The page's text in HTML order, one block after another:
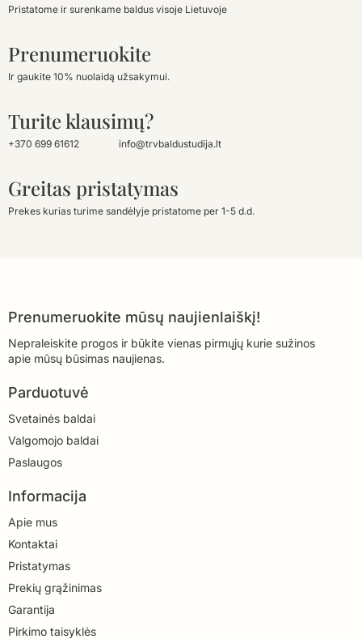
Pristatome ir surenkame baldus visoje Lietuvoje
Prenumeruokite
Ir gaukite 10% nuolaidą užsakymui.
Turite klausimų?
+370 699 61612 info@trvbaldustudija.lt
Greitas pristatymas
Prekes kurias turime sandėlyje pristatome per 1-5 d.d.
Prenumeruokite mūsų naujienlaiškį!
Nepraleiskite progos ir būkite vienas pirmųjų kurie sužinos
apie mūsų būsimas naujienas.
Parduotuvė
Svetainės baldai
Valgomojo baldai
Paslaugos
Informacija
Apie mus
Kontaktai
Pristatymas
Prekių grąžinimas
Garantija
Pirkimo taisyklės